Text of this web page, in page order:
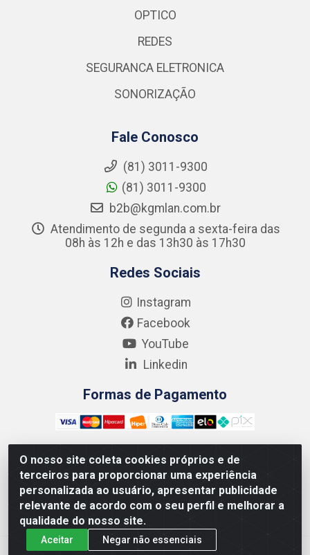
O nosso site coleta cookies próprios e de
terceiros para proporcionar uma experiência
personalizada ao usuário, apresentar publicidade
relevante de acordo com o seu perfil e melhorar a
qualidade do nosso site.
Aceitar Negar não essenciais
OPTICO
REDES
SEGURANCA ELETRONICA
SONORIZAÇÃO
Fale Conosco
(81) 3011-9300
(81) 3011-9300
b2b@kgmlan.com.br
Atendimento de segunda a sexta-feira das
08h às 12h e das 13h30 às 17h30
Redes Sociais
Instagram
Facebook
YouTube
Linkedin
Formas de Pagamento
Kgmlan Distribuidora LTDA - CNPJ 18.217.682/0001-54 -
Rua Pedro de Barros Cavalcante, 58 - Bultrins, Olinda/PE
- CEP 53320-110